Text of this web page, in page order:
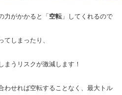
力がかかると「 空転」してくれるので
てしまったり、
まうリスクが激減します！
わせれば空転することなく、最大トル